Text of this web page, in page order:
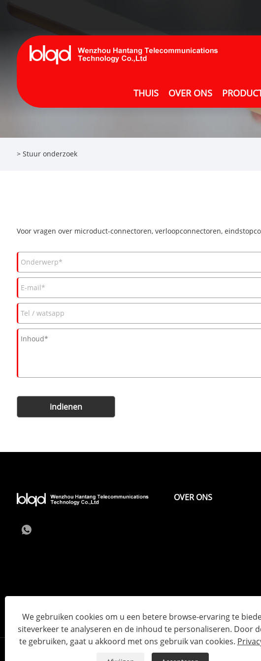
THUIS OVER ONS
> Stuur onderzoek
Voor vragen over microduct-connectoren, verloopconnectoren,
indienen
OVER ONS
We gebruiken cookies om u een betere browse-ervaring te
siteverkeer te analyseren en de inhoud te personaliseren. Door
te gebruiken, gaat u akkoord met ons gebruik van cookies.